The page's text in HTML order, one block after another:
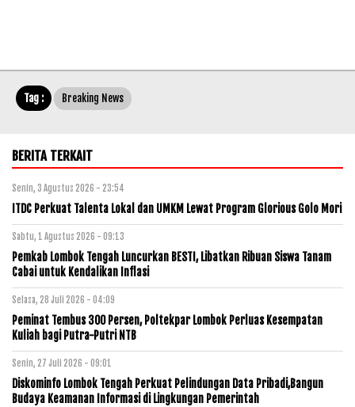
Tag : Breaking News
BERITA TERKAIT
Senin, 3 Agustus 2026 - 23:54
ITDC Perkuat Talenta Lokal dan UMKM Lewat Program Glorious Golo Mori
Sabtu, 1 Agustus 2026 - 09:13
Pemkab Lombok Tengah Luncurkan BESTI, Libatkan Ribuan Siswa Tanam
Cabai untuk Kendalikan Inflasi
Selasa, 28 Juli 2026 - 04:09
Peminat Tembus 300 Persen, Poltekpar Lombok Perluas Kesempatan
Kuliah bagi Putra-Putri NTB
Senin, 27 Juli 2026 - 09:01
Diskominfo Lombok Tengah Perkuat Pelindungan Data Pribadi,Bangun
Budaya Keamanan Informasi di Lingkungan Pemerintah